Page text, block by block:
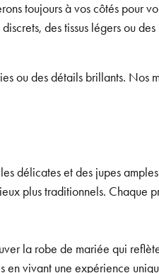
toujours à vos côtés pour
des tissus légers ou
ou des détails brillants. Nos
délicates et des jupes
plus traditionnels. Chaque
la robe de mariée qui
en vivant une expérience